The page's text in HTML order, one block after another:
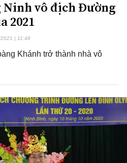
Ninh vô địch Đường
2021
| 11:48
Khánh trở thành nhà vô